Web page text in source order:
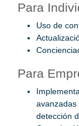
Para
Uso de
Para
avanzadas
detección